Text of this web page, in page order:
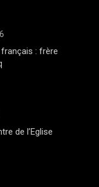
: frère
de l’Eglise